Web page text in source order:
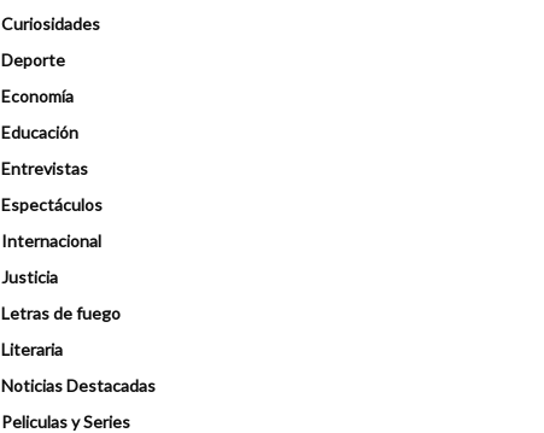
Curiosidades
Deporte
Economía
Educación
Entrevistas
Espectáculos
Internacional
Justicia
Letras de fuego
Literaria
Noticias Destacadas
Peliculas y Series